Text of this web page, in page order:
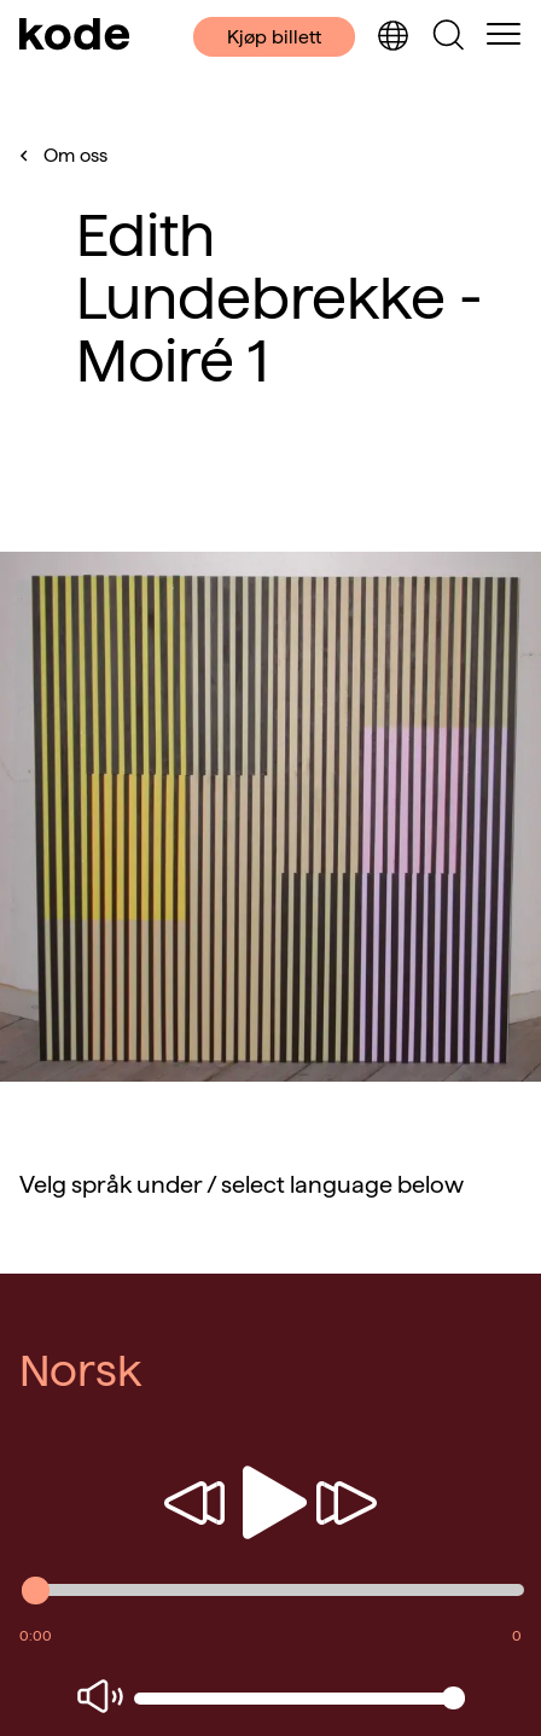
Kjøp billett
Om oss
Edith
Lundebrekke -
Moiré 1
Velg språk under / select language below
Norsk
Spol
av
fremover
0:00 0